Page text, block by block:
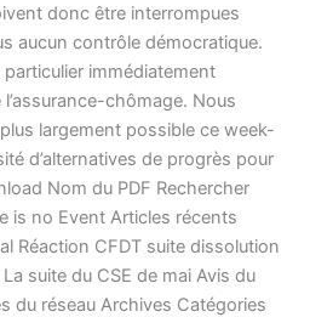
donc être interrompues
aucun contrôle démocratique.
immédiatement
chômage. Nous
largement possible ce week-
d’alternatives de progrès pour
Nom du PDF Rechercher
is no Event Articles récents
Réaction CFDT suite dissolution
suite du CSE de mai Avis du
du réseau Archives Catégories